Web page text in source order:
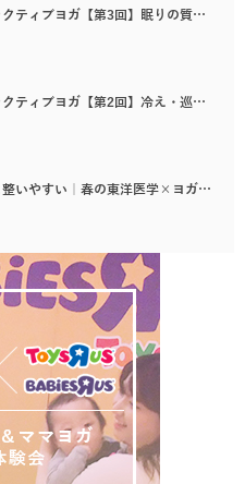
ティブヨガ【第3回】眠りの質…
ティブヨガ【第2回】冷え・巡…
整いやすい｜春の東洋医学×ヨガ…